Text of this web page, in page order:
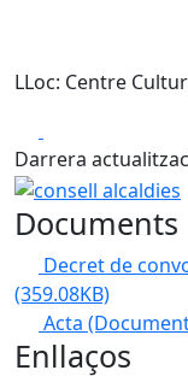
LLoc: Centre
Darrera
consell alcaldies
Documents
Decret de
(359.08KB)
Acta
Enllaços